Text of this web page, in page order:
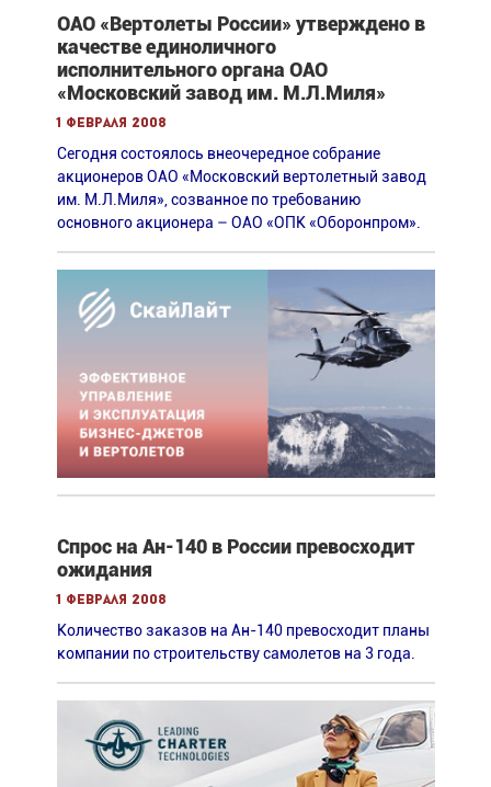
ОАО «Вертолеты России» утверждено в
качестве единоличного
исполнительного органа ОАО
«Московский завод им. М.Л.Миля»
1 февраля 2008
Сегодня состоялось внеочередное собрание
акционеров ОАО «Московский вертолетный завод
им. М.Л.Миля», созванное по требованию
основного акционера – ОАО «ОПК «Оборонпром».
Спрос на Ан-140 в России превосходит
ожидания
1 февраля 2008
Количество заказов на Ан-140 превосходит планы
компании по строительству самолетов на 3 года.